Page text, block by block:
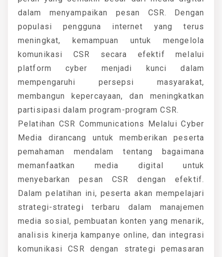
dalam menyampaikan pesan CSR. Dengan
populasi pengguna internet yang terus
meningkat, kemampuan untuk mengelola
komunikasi CSR secara efektif melalui
platform cyber menjadi kunci dalam
mempengaruhi persepsi masyarakat,
membangun kepercayaan, dan meningkatkan
partisipasi dalam program-program CSR.
Pelatihan CSR Communications Melalui Cyber
Media dirancang untuk memberikan peserta
pemahaman mendalam tentang bagaimana
memanfaatkan media digital untuk
menyebarkan pesan CSR dengan efektif.
Dalam pelatihan ini, peserta akan mempelajari
strategi-strategi terbaru dalam manajemen
media sosial, pembuatan konten yang menarik,
analisis kinerja kampanye online, dan integrasi
komunikasi CSR dengan strategi pemasaran